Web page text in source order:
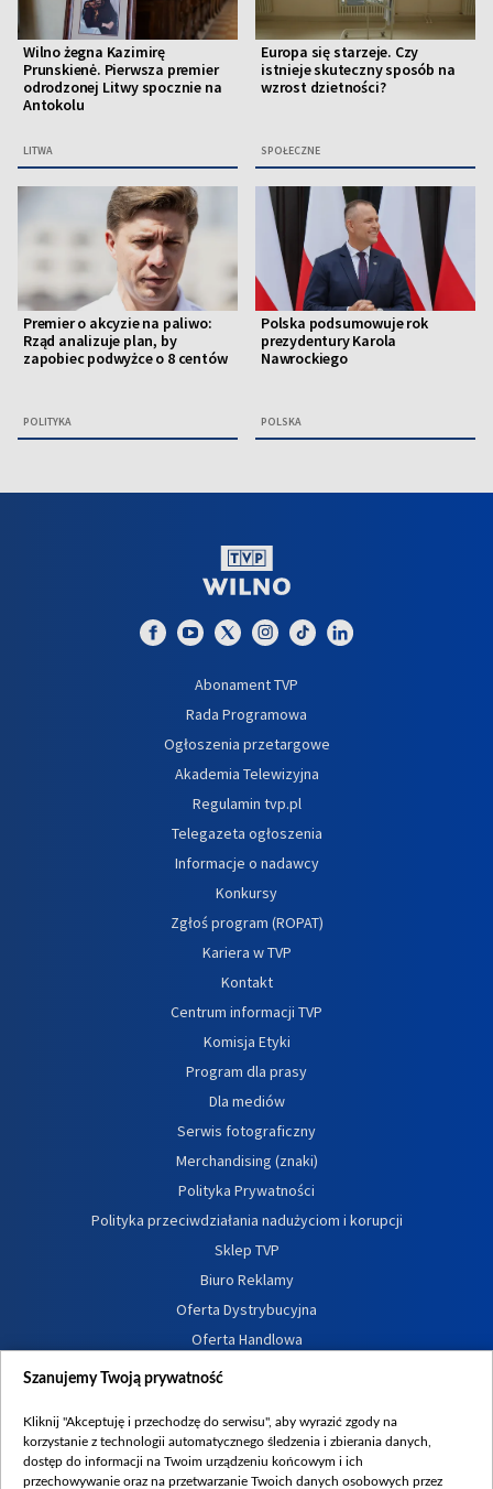
Wilno żegna Kazimirę
Prunskienė. Pierwsza premier
odrodzonej Litwy spocznie na
Antokolu
LITWA
Europa się starzeje. Czy
istnieje skuteczny sposób na
wzrost dzietności?
SPOŁECZNE
Premier o akcyzie na paliwo:
Rząd analizuje plan, by
zapobiec podwyżce o 8 centów
POLITYKA
Polska podsumowuje rok
prezydentury Karola
Nawrockiego
POLSKA
Abonament TVP
Rada Programowa
Ogłoszenia przetargowe
Akademia Telewizyjna
Regulamin tvp.pl
Telegazeta ogłoszenia
Informacje o nadawcy
Konkursy
Zgłoś program (ROPAT)
Kariera w TVP
Kontakt
Centrum informacji TVP
Komisja Etyki
Program dla prasy
Dla mediów
Serwis fotograficzny
Merchandising (znaki)
Polityka Prywatności
Polityka przeciwdziałania nadużyciom i korupcji
Sklep TVP
Biuro Reklamy
Oferta Dystrybucyjna
Oferta Handlowa
Dostępność
Procedura zgłoszeń wewnętrznych
Szanujemy Twoją prywatność
Kliknij "Akceptuję i przechodzę do serwisu", aby wyrazić zgody na
korzystanie z technologii automatycznego śledzenia i zbierania danych,
dostęp do informacji na Twoim urządzeniu końcowym i ich
przechowywanie oraz na przetwarzanie Twoich danych osobowych przez